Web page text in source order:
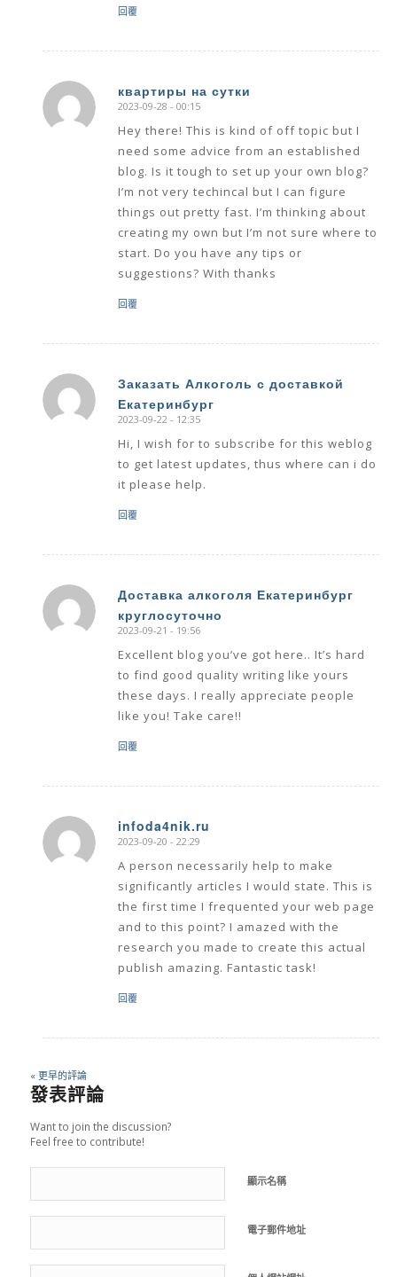
回覆
квартиры на сутки
says:
2023-09-28 - 00:15
Hey there! This is kind of off topic but I
need some advice from an established
blog. Is it tough to set up your own blog?
I’m not very techincal but I can figure
things out pretty fast. I’m thinking about
creating my own but I’m not sure where to
start. Do you have any tips or
suggestions? With thanks
回覆
Заказать Алкоголь с доставкой
Екатеринбург
says:
2023-09-22 - 12:35
Hi, I wish for to subscribe for this weblog
to get latest updates, thus where can i do
it please help.
回覆
Доставка алкоголя Екатеринбург
круглосуточно
says:
2023-09-21 - 19:56
Excellent blog you’ve got here.. It’s hard
to find good quality writing like yours
these days. I really appreciate people
like you! Take care!!
回覆
infoda4nik.ru
says:
2023-09-20 - 22:29
A person necessarily help to make
significantly articles I would state. This is
the first time I frequented your web page
and to this point? I amazed with the
research you made to create this actual
publish amazing. Fantastic task!
回覆
« 更早的評論
發表評論
Want to join the discussion?
Feel free to contribute!
顯示名稱
電子郵件地址